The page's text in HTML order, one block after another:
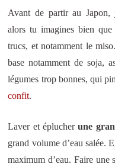
Avant de partir au Japon,
alors tu imagines bien
trucs, et notamment le
base notamment de soja,
légumes trop bonnes, qui
confit.
Laver et éplucherune
grand volume d’eau salée.
maximum d’eau. Faire une